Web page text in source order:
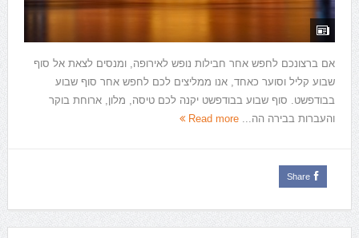
אם ברצונכם לחפש אחר חבילות נופש לאירופה, ומנסים לצאת אל סוף
שבוע קליל וסוער כאחד, אנו ממליצים לכם לחפש אחר סוף שבוע
בבודפשט. סוף שבוע בבודפשט יקנה לכם טיסה, מלון, ארוחת בוקר
והעברות בבירה הה... Read more
Share